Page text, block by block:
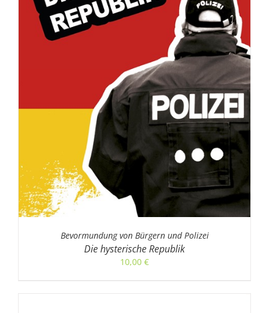
Bevormundung von Bürgern und Polizei
Die hysterische Republik
10,00 €